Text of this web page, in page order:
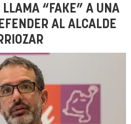
LLAMA “FAKE” A UNA
AL ALCALDE